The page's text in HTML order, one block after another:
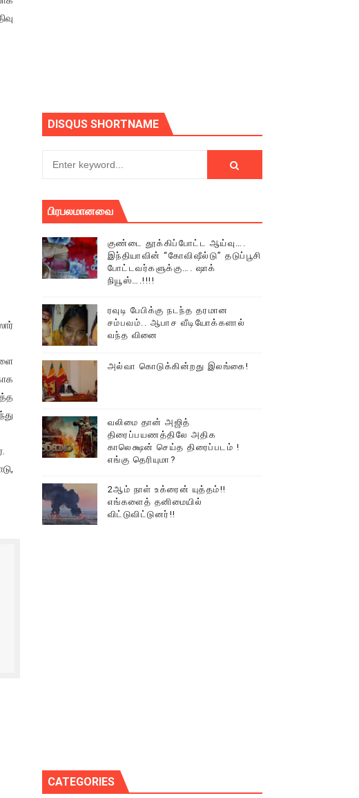
அழைக்கின்றோம்.
போராட்டத்தில் திரண்ட தமிழ்மக்கள்!!
DISQUS SHORTNAME
பிரபலமானவை
குண்டை தூக்கிப்போட்ட ஆய்வு….
இந்தியாவின் “கோவிஷீல்டு” தடுப்பூசி
போட்டவர்களுக்கு…. ஷாக்
நியூஸ்….!!!!
ரவுடி பேபிக்கு நடந்த தரமான
சம்பவம்.. ஆபாச வீடியோக்களால்
வந்த வினை
அல்வா கொடுக்கின்றது இலங்கை!
வலிமை தான் அஜித்
திரைப்பயணத்திலே அதிக
காலெக்ஷன் செய்த திரைப்படம் !
எங்கு தெரியுமா?
2ஆம் நாள் உக்ரைன் யுத்தம்!!
எங்களைத் தனிமையில்
விட்டுவிட்டுனர்!!
CATEGORIES